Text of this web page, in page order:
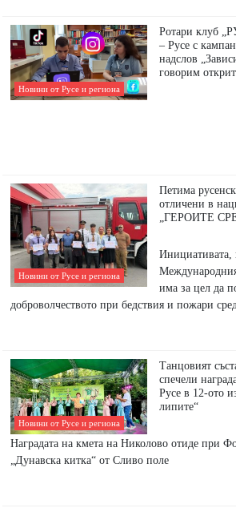
Новини от Русе и региона
Ротари клуб
– Русе с
надслов
говорим
Новини от Русе и региона
Петима
отличени в
„ГЕРОИТЕ
Инициативата,
има за цел да
доброволчеството при бедствия и пожари
Новини от Русе и региона
Танцовият
спечели
Русе в 12-ото
липите“
Наградата на кмета на Николово отиде при
„Дунавска китка“ от Сливо поле